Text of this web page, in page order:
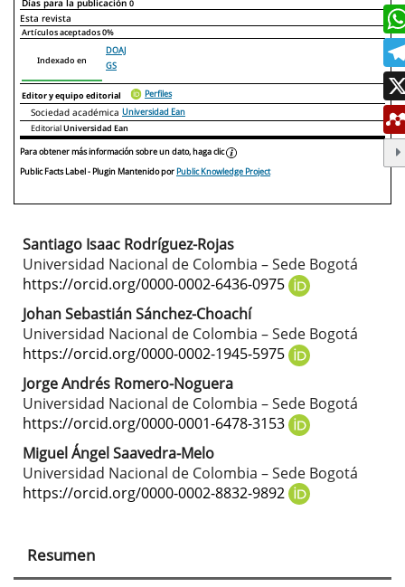
Días para la publicación 0
Declaraciones de autoría
Esta revista
Artículos aceptados0%
Indexado en
DOAJ
GS
Editor y equipo editorial Perfiles
Sociedad académica Universidad Ean
EditorialUniversidad Ean
Para obtener más información sobre un dato, haga clic
Public Facts Label- Plugin Mantenido por Public Knowledge Project
Contenido
principal
del
artículo
Santiago Isaac Rodríguez-Rojas
Universidad Nacional de Colombia – Sede Bogotá
https://orcid.org/0000-0002-6436-0975
Johan Sebastián Sánchez-Choachí
Universidad Nacional de Colombia – Sede Bogotá
https://orcid.org/0000-0002-1945-5975
Jorge Andrés Romero-Noguera
Universidad Nacional de Colombia – Sede Bogotá
https://orcid.org/0000-0001-6478-3153
Miguel Ángel Saavedra-Melo
Universidad Nacional de Colombia – Sede Bogotá
https://orcid.org/0000-0002-8832-9892
Resumen